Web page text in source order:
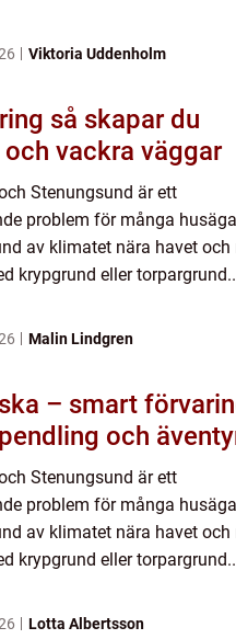
Viktoria Uddenholm
du
vackra väggar
Stenungsund är ett
problem för många
av klimatet nära havet och
krypgrund eller torpargrund.
Malin Lindgren
– smart
och
Stenungsund är ett
problem för många
av klimatet nära havet och
krypgrund eller torpargrund.
Lotta Albertsson